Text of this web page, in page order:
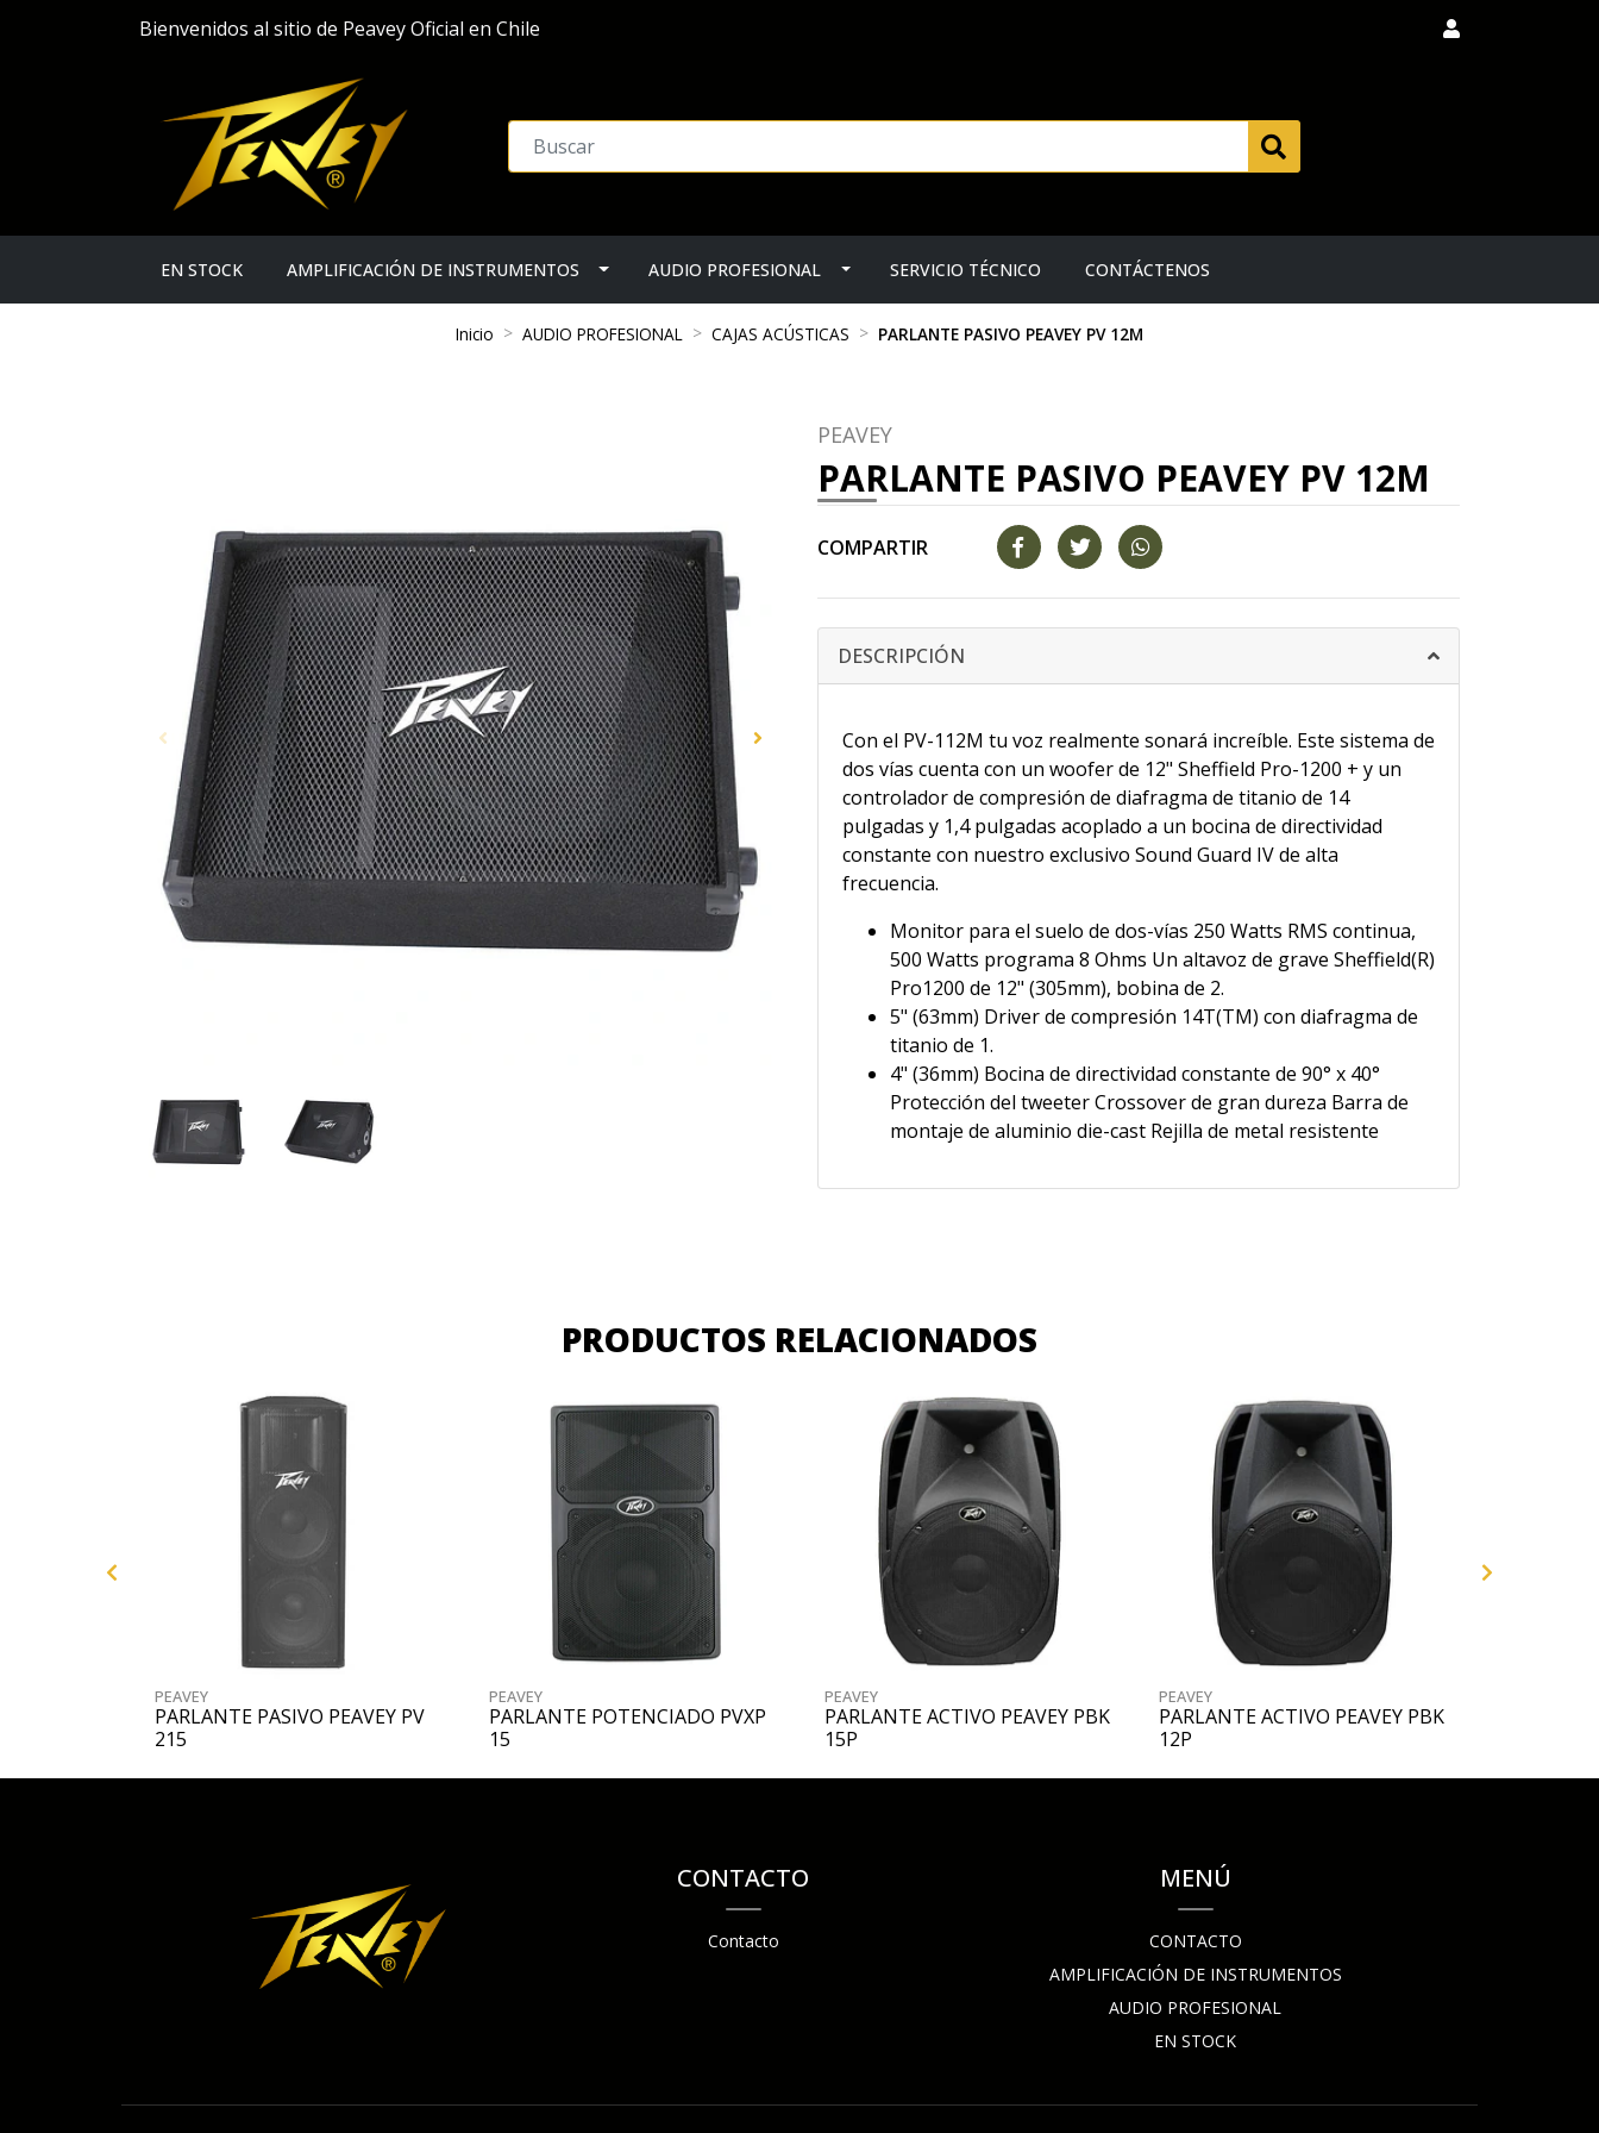
Bienvenidos al sitio de Peavey Oficial en Chile
EN STOCK AMPLIFICACIÓN DE INSTRUMENTOS AUDIO PROFESIONAL SERVICIO TÉCNICO CONTÁCTENOS
Inicio AUDIO PROFESIONAL CAJAS ACÚSTICAS PARLANTE PASIVO PEAVEY PV 12M
PEAVEY
PARLANTE PASIVO PEAVEY PV 12M
COMPARTIR
DESCRIPCIÓN
Con el PV-112M tu voz realmente sonará increíble. Este sistema de
dos vías cuenta con un woofer de 12" Sheffield Pro-1200 + y un
controlador de compresión de diafragma de titanio de 14
pulgadas y 1,4 pulgadas acoplado a un bocina de directividad
constante con nuestro exclusivo Sound Guard IV de alta
frecuencia.
Monitor para el suelo de dos-vías 250 Watts RMS continua,
500 Watts programa 8 Ohms Un altavoz de grave Sheffield(R)
Pro1200 de 12" (305mm), bobina de 2.
5" (63mm) Driver de compresión 14T(TM) con diafragma de
titanio de 1.
4" (36mm) Bocina de directividad constante de 90° x 40°
Protección del tweeter Crossover de gran dureza Barra de
montaje de aluminio die-cast Rejilla de metal resistente
PRODUCTOS RELACIONADOS
PEAVEY
PARLANTE PASIVO PEAVEY PV
215
PEAVEY
PARLANTE POTENCIADO PVXP
15
PEAVEY
PARLANTE ACTIVO PEAVEY PBK
15P
PEAVEY
PARLANTE ACTIVO PEAVEY PBK
12P
CONTACTO
Contacto
MENÚ
CONTACTO
AMPLIFICACIÓN DE INSTRUMENTOS
AUDIO PROFESIONAL
EN STOCK